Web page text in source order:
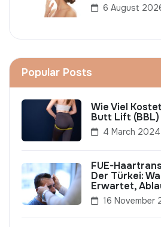
6 August
Popular Posts
Wie Viel
Butt Lift
4 March 2024
FUE-
Der Türkei:
Erwartet,
16 November